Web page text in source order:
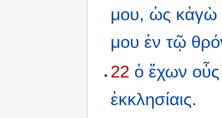
μου, ὡς κἀγὼ
μου ἐν τῷ
22 ὁ ἔχων οὖς
ἐκκλησίαις.